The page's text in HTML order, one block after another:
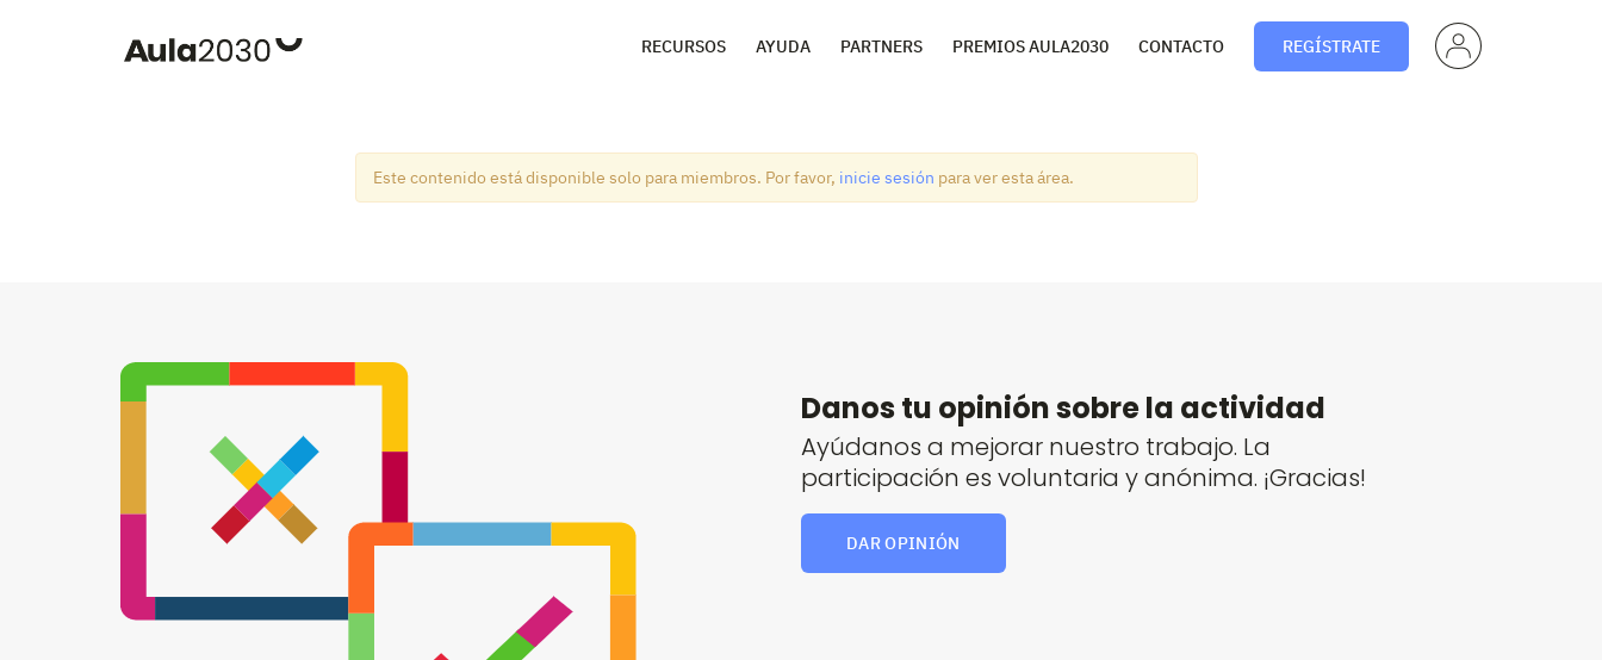
RECURSOS AYUDA PARTNERS PREMIOS AULA2030 CONTACTO REGÍSTRATE
PERF
IL
Este contenido está disponible solo para miembros. Por favor, inicie sesión para ver esta área.
Danos tu opinión sobre la actividad
Ayúdanos a mejorar nuestro trabajo. La
participación es voluntaria y anónima. ¡Gracias!
DAR OPINIÓN